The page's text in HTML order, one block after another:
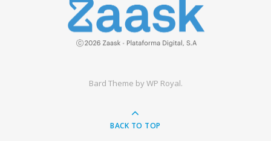
Bard Theme byWP Royal.
BACK TO TOP